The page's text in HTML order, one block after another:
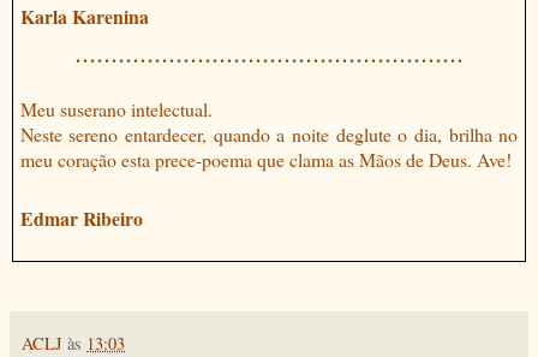
Karla Karenina
......................................................
Meu suserano intelectual.
Neste sereno entardecer, quando a noite deglute o dia, brilha no
meu coração esta prece-poema que clama as Mãos de Deus. Ave!
Edmar Ribeiro
ACLJ às 13:03